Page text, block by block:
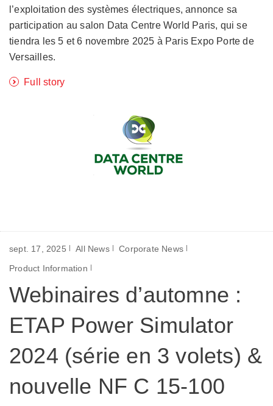
l’exploitation des systèmes électriques, annonce sa
participation au salon Data Centre World Paris, qui se
tiendra les 5 et 6 novembre 2025 à Paris Expo Porte de
Versailles.
Full story
sept. 17, 2025 All News
Corporate News
Product Information
Webinaires d’automne :
ETAP Power Simulator
2024 (série en 3 volets) &
nouvelle NF C 15-100